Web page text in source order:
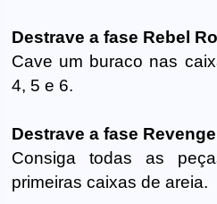
Destrave a fase Rebel
Cave um buraco nas
4, 5 e 6.
Destrave a fase
Consiga todas as
primeiras caixas de areia.